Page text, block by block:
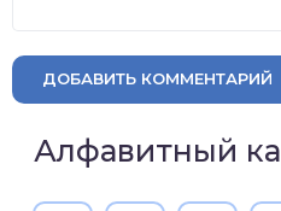
ДОБАВИТЬ КОММЕНТАРИЙ
Алфавитный